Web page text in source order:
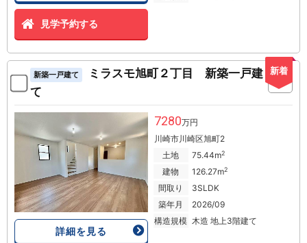
見学予約する
新着
新築一戸建て
ミラスモ旭町２丁目 新築一戸建
て
詳細を見る
7280万円
川崎市川崎区旭町2
土地
75.44m2
建物 126.27m2
間取り
3SLDK
築年月
2026/09
構造規模 木造 地上3階建て